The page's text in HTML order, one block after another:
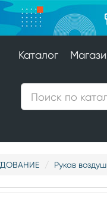
Каталог
Рукав